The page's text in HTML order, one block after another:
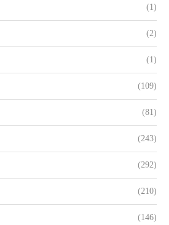
(1)
(2)
(1)
(109)
(81)
(243)
(292)
(210)
(146)